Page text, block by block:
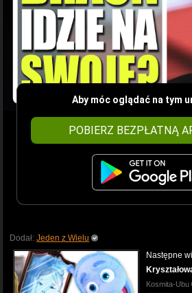
Aby móc oglądać na tym
POBIERZ BEZPŁATNĄ
Dodał: Jeden z Wielu
Następne
Kosmita-Ubu